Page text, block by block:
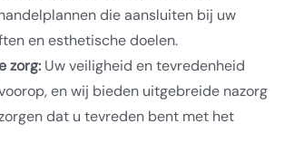
die aansluiten bij uw
en esthetische doelen.
zorg: Uw veiligheid en tevredenheid
en wij bieden uitgebreide nazorg
dat u tevreden bent met het